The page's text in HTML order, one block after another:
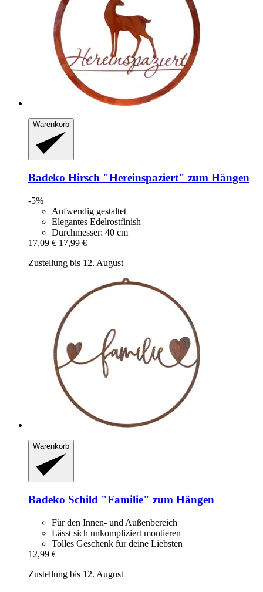
Warenkorb
Badeko Hirsch "Hereinspaziert" zum Hängen
-5%
Aufwendig gestaltet
Elegantes Edelrostfinish
Durchmesser: 40 cm
17,09 € 17,99 €
Zustellung bis 12. August
Warenkorb
Badeko Schild "Familie" zum Hängen
Für den Innen- und Außenbereich
Lässt sich unkompliziert montieren
Tolles Geschenk für deine Liebsten
12,99 €
Zustellung bis 12. August